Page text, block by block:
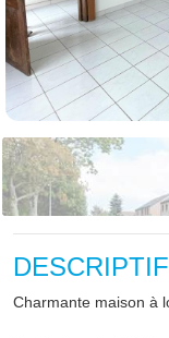
DESCRIPTIF
Charmante maison à